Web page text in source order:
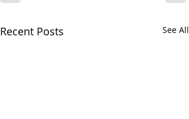
Recent Posts See All